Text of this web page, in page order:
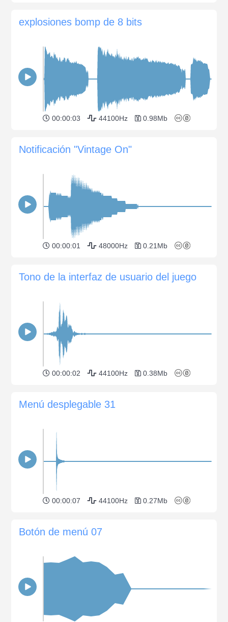
explosiones bomp de 8 bits
00:00:03 44100Hz 0.98Mb
Notificación "Vintage On"
00:00:01 48000Hz 0.21Mb
Tono de la interfaz de usuario del juego
00:00:02 44100Hz 0.38Mb
Menú desplegable 31
00:00:07 44100Hz 0.27Mb
Botón de menú 07